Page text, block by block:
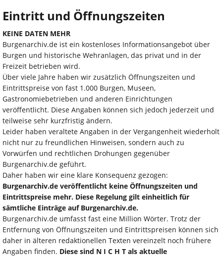
Eintritt und Öffnungszeiten
KEINE DATEN MEHR
Burgenarchiv.de ist ein kostenloses Informationsangebot über
Burgen und historische Wehranlagen, das privat und in der
Freizeit betrieben wird.
Über viele Jahre haben wir zusätzlich Öffnungszeiten und
Eintrittspreise von fast 1.000 Burgen, Museen,
Gastronomiebetrieben und anderen Einrichtungen
veröffentlicht. Diese Angaben können sich jedoch jederzeit und
teilweise sehr kurzfristig ändern.
Leider haben veraltete Angaben in der Vergangenheit wiederholt
nicht nur zu freundlichen Hinweisen, sondern auch zu
Vorwürfen und rechtlichen Drohungen gegenüber
Burgenarchiv.de geführt.
Daher haben wir eine klare Konsequenz gezogen:
Burgenarchiv.de veröffentlicht keine Öffnungszeiten und
Eintrittspreise mehr. Diese Regelung gilt einheitlich für
sämtliche Einträge auf Burgenarchiv.de.
Burgenarchiv.de umfasst fast eine Million Wörter. Trotz der
Entfernung von Öffnungszeiten und Eintrittspreisen können sich
daher in älteren redaktionellen Texten vereinzelt noch frühere
Angaben finden. Diese sind N I C H T als aktuelle